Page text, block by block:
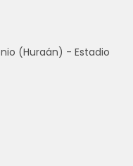
(Huraán) - Estadio